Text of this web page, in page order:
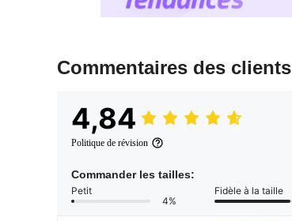
Commentaires des clients
4,84
Politique de révision
Commander les tailles:
Petit
4%
Fidèle à la taille